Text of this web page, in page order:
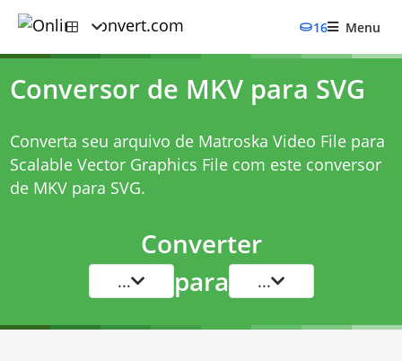
16 Menu
Conversor de MKV para SVG
Converta seu arquivo de Matroska Video File para
Scalable Vector Graphics File com este conversor
de MKV para SVG.
Converter
... para ...